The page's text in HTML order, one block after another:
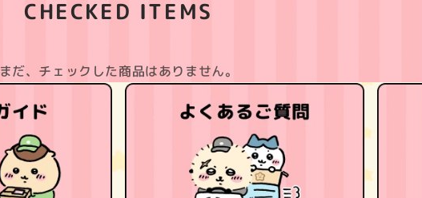
CHECKED ITEMS
まだ、チェックした商品はありません。